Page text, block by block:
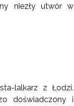
niezły utwór w
lalkarz z Łodzi.
doświadczony i